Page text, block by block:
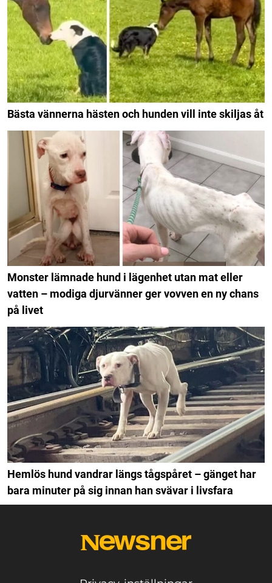
Bästa vännerna hästen och hunden vill inte skiljas åt
Monster lämnade hund i lägenhet utan mat eller
vatten – modiga djurvänner ger vovven en ny chans
på livet
Hemlös hund vandrar längs tågspåret – gänget har
bara minuter på sig innan han svävar i livsfara